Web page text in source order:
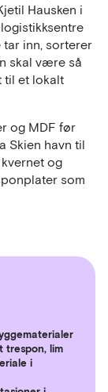
Hausken i
tar inn, sorterer
skal være så
til et lokalt
og MDF før
Skien havn til
og
som
trespon, lim
i